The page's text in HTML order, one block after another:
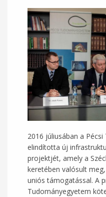
2016 júliusában a
elindította új
projektjét, amely a
keretében valósult
uniós támogatással. A
Tudományegyetem